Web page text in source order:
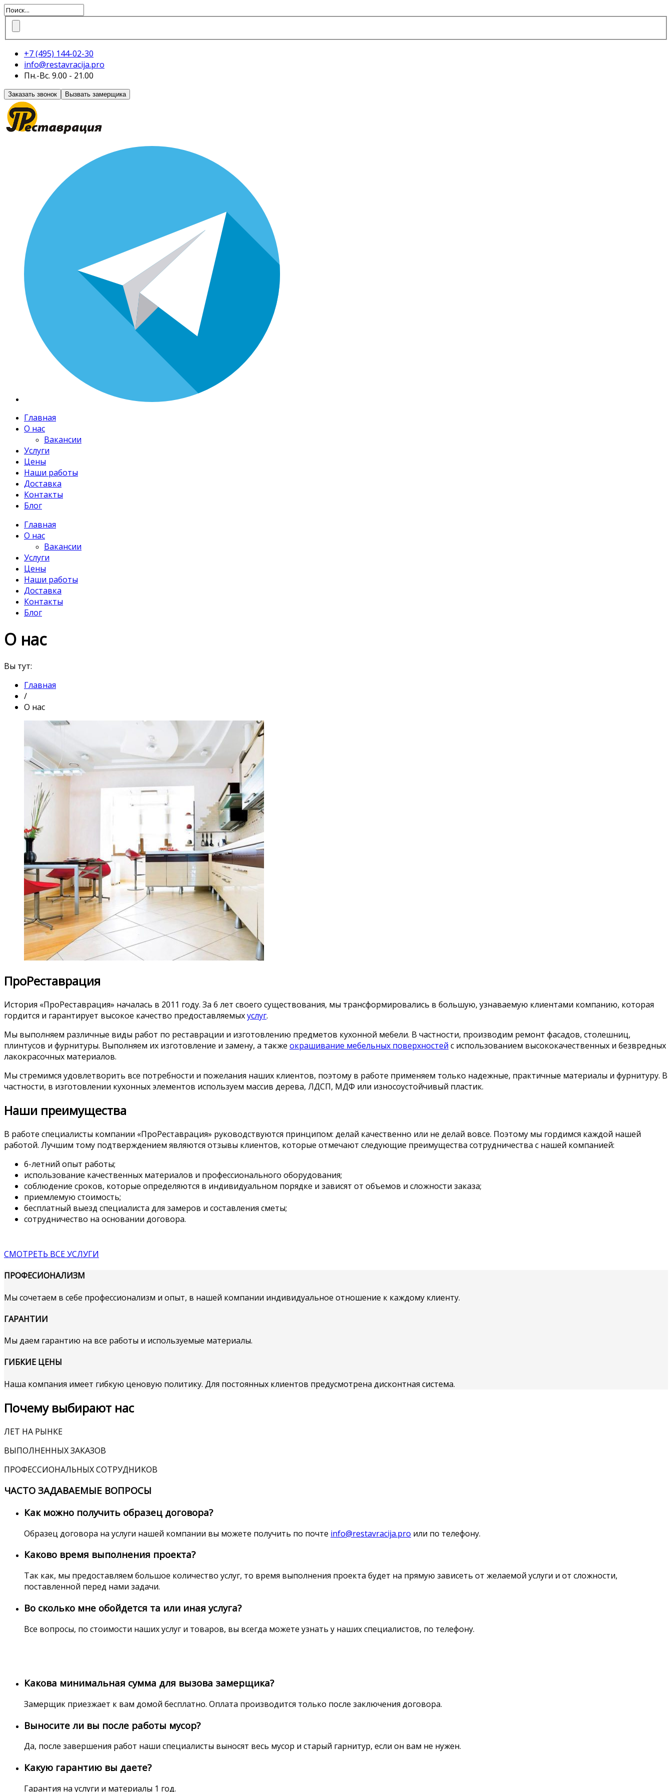
+7 (495) 144-02-30
info@restavracija.pro
Пн.-Вс. 9.00 - 21.00
Заказать звонок Вызвать замерщика
Главная
О нас
Вакансии
Услуги
Цены
Наши работы
Доставка
Контакты
Блог
Главная
О нас
Вакансии
Услуги
Цены
Наши работы
Доставка
Контакты
Блог
О нас
Вы тут:
Главная
/
О нас
ПроРеставрация
История «ПроРеставрация» началась в 2011 году. За 6 лет своего существования, мы трансформировались в большую, узнаваемую клиентами компанию, которая
гордится и гарантирует высокое качество предоставляемыхуслуг.
Мы выполняем различные виды работ по реставрации и изготовлению предметов кухонной мебели. В частности, производим ремонт фасадов, столешниц,
плинтусов и фурнитуры. Выполняем их изготовление и замену, а также окрашивание мебельных поверхностей с использованием высококачественных и безвредных
лакокрасочных материалов.
Мы стремимся удовлетворить все потребности и пожелания наших клиентов, поэтому в работе применяем только надежные, практичные материалы и фурнитуру. В
частности, в изготовлении кухонных элементов используем массив дерева, ЛДСП, МДФ или износоустойчивый пластик.
Наши преимущества
В работе специалисты компании «ПроРеставрация» руководствуются принципом: делай качественно или не делай вовсе. Поэтому мы гордимся каждой нашей
работой. Лучшим тому подтверждением являются отзывы клиентов, которые отмечают следующие преимущества сотрудничества с нашей компанией:
6-летний опыт работы;
использование качественных материалов и профессионального оборудования;
соблюдение сроков, которые определяются в индивидуальном порядке и зависят от объемов и сложности заказа;
приемлемую стоимость;
бесплатный выезд специалиста для замеров и составления сметы;
сотрудничество на основании договора.
СМОТРЕТЬ ВСЕ УСЛУГИ
ПРОФЕСИОНАЛИЗМ
Мы сочетаем в себе профессионализм и опыт, в нашей компании индивидуальное отношение к каждому клиенту.
ГАРАНТИИ
Мы даем гарантию на все работы и используемые материалы.
ГИБКИЕ ЦЕНЫ
Наша компания имеет гибкую ценовую политику. Для постоянных клиентов предусмотрена дисконтная система.
Почему выбирают нас
ЛЕТ НА РЫНКЕ
ВЫПОЛНЕННЫХ ЗАКАЗОВ
ПРОФЕССИОНАЛЬНЫХ СОТРУДНИКОВ
ЧАСТО ЗАДАВАЕМЫЕ ВОПРОСЫ
Как можно получить образец договора?
Образец договора на услуги нашей компании вы можете получить по почте info@restavracija.pro или по телефону.
Каково время выполнения проекта?
Так как, мы предоставляем большое количество услуг, то время выполнения проекта будет на прямую зависеть от желаемой услуги и от сложности,
поставленной перед нами задачи.
Во сколько мне обойдется та или иная услуга?
Все вопросы, по стоимости наших услуг и товаров, вы всегда можете узнать у наших специалистов, по телефону.
Какова минимальная сумма для вызова замерщика?
Замерщик приезжает к вам домой бесплатно. Оплата производится только после заключения договора.
Выносите ли вы после работы мусор?
Да, после завершения работ наши специалисты выносят весь мусор и старый гарнитур, если он вам не нужен.
Какую гарантию вы даете?
Гарантия на услуги и материалы 1 год.